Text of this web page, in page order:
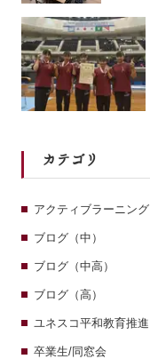
カテゴリ
アクティブラーニング
ブログ（中）
ブログ（中高）
ブログ（高）
ユネスコ平和教育推進
卒業生/同窓会